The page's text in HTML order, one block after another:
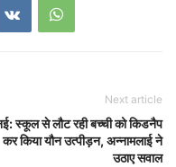
Next article
स्कूल से लौट रही बच्ची को किडनैप
कर किया यौन उत्पीड़न, अन्नामलाई ने
उठाए सवाल